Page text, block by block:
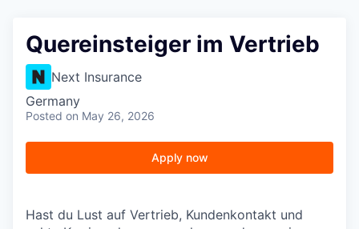
Quereinsteiger im Vertrieb
Next Insurance
Germany
Posted on May 26, 2026
Apply now
Hast du Lust auf Vertrieb, Kundenkontakt und